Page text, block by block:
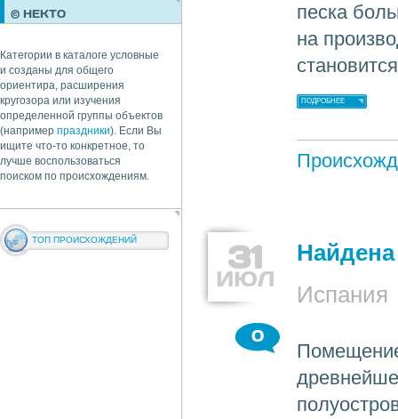
ОБЩЕСТВО
© НЕКТО
Категории в каталоге условные
и созданы для общего
ориентира, расширения
кругозора или изучения
определенной группы объектов
(например праздники). Если Вы
ищите что-то конкретное, то
лучше воспользоваться
поиском по происхождениям.
ТОП ПРОИСХОЖДЕНИЙ
песка
на
ПОДРОБНЕЕ
31
ИЮЛ
Испания
0